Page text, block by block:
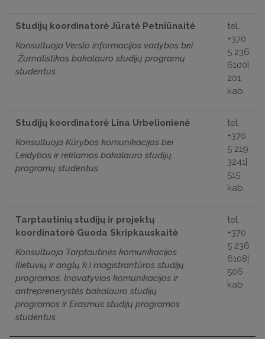
Studijų koordinatorė Jūratė Petniūnaitė
Konsultuoja Verslo informacijos vadybos bei
Žurnalistikos bakalauro studijų programų
studentus
tel.
+370
5 236
6100|
201
kab.
Studijų koordinatorė Lina Urbelionienė
Konsultuoja Kūrybos komunikacijos bei
Leidybos ir reklamos bakalauro studijų
programų studentus
tel.
+370
5 219
3241|
515
kab.
Tarptautinių studijų ir projektų
koordinatorė Guoda Skripkauskaitė
Konsultuoja Tarptautinės komunikacijos
(lietuvių ir anglų k.) magistrantūros studijų
programos, Inovatyvios komunikacijos ir
antreprenerystės bakalauro studijų
programos ir Erasmus studijų programos
studentus
tel.
+370
5 236
6108|
506
kab.